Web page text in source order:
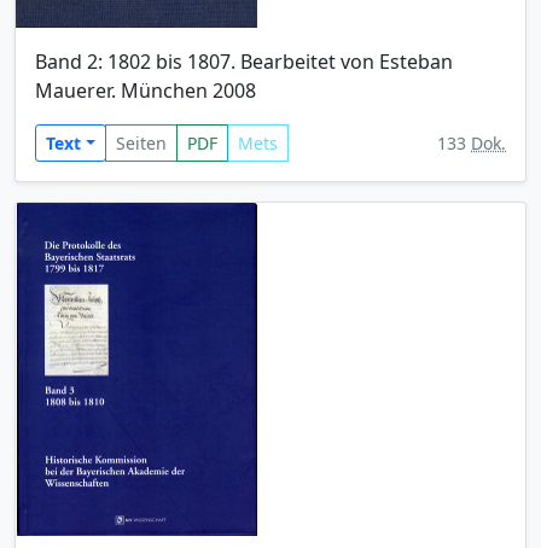
Band 2: 1802 bis 1807. Bearbeitet von Esteban
Mauerer. München 2008
Text Seiten PDF Mets 133 Dok.